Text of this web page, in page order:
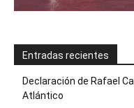
Entradas recientes
Declaración de Rafael
Atlántico